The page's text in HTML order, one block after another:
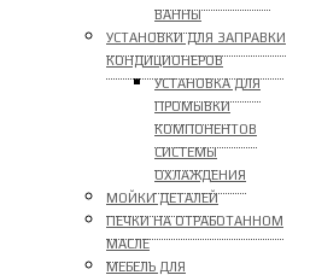
ВАННЫ
УСТАНОВКИ ДЛЯ ЗАПРАВКИ
КОНДИЦИОНЕРОВ
УСТАНОВКА ДЛЯ
ПРОМЫВКИ
КОМПОНЕНТОВ
СИСТЕМЫ
ОХЛАЖДЕНИЯ
МОЙКИ ДЕТАЛЕЙ
ПЕЧКИ НА ОТРАБОТАННОМ
МАСЛЕ
МЕБЕЛЬ ДЛЯ